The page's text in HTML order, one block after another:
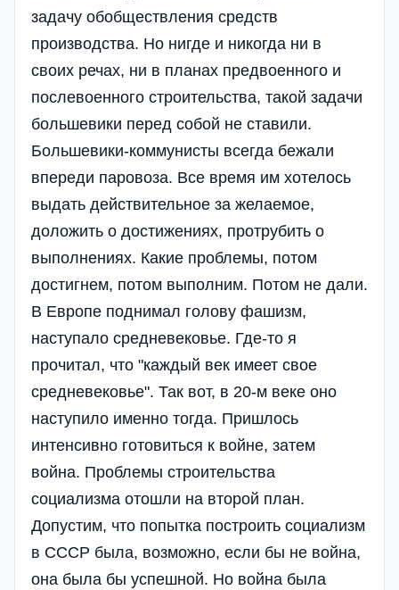
задачу обобществления средств
производства. Но нигде и никогда ни в
своих речах, ни в планах предвоенного и
послевоенного строительства, такой задачи
большевики перед собой не ставили.
Большевики-коммунисты всегда бежали
впереди паровоза. Все время им хотелось
выдать действительное за желаемое,
доложить о достижениях, протрубить о
выполнениях. Какие проблемы, потом
достигнем, потом выполним. Потом не дали.
В Европе поднимал голову фашизм,
наступало средневековье. Где-то я
прочитал, что "каждый век имеет свое
средневековье". Так вот, в 20-м веке оно
наступило именно тогда. Пришлось
интенсивно готовиться к войне, затем
война. Проблемы строительства
социализма отошли на второй план.
Допустим, что попытка построить социализм
в СССР была, возможно, если бы не война,
она была бы успешной. Но война была